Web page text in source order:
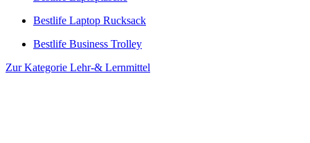
Bestlife Laptop Rucksack
Bestlife Business Trolley
Zur Kategorie Lehr-& Lernmittel